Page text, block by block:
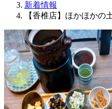
新着情報
【香椎店】ほかほかの